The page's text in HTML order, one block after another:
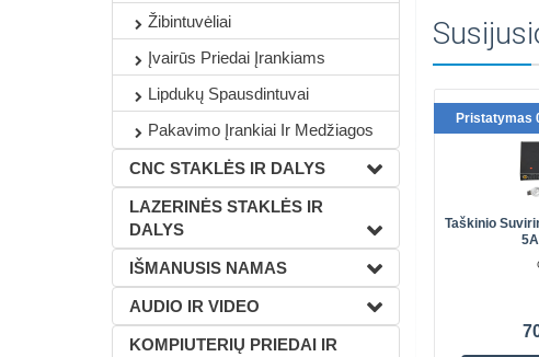
Žibintuvėliai
Įvairūs Priedai Įrankiams
Lipdukų Spausdintuvai
Pakavimo Įrankiai Ir Medžiagos
CNC STAKLĖS IR DALYS
LAZERINĖS STAKLĖS IR
DALYS
IŠMANUSIS NAMAS
AUDIO IR VIDEO
KOMPIUTERIŲ PRIEDAI IR
Pristatymas
Taškinio